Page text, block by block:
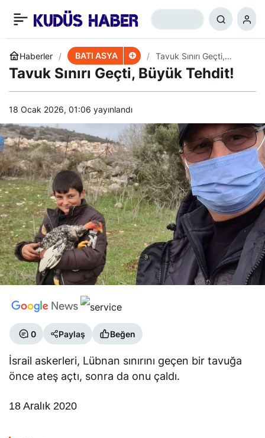
Haberler BATI ASYA
Tavuk Sınırı Geçti,
Büyük Tehdit!
Tavuk Sınırı Geçti, Büyük Tehdit!
18 Ocak 2026, 01:06 yayınlandı
0 Paylaş Beğen
İsrail askerleri, Lübnan sınırını geçen bir tavuğa
önce ateş açtı, sonra da onu çaldı.
18 Aralık 2020
Pakistanlıların BAE ile
Vize Sorunu
+ 0 Paylaş